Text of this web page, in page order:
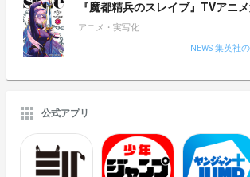
『魔都精兵のスレイブ』TVアニ
アニメ・実写化
NEWS 集英社
公式アプリ